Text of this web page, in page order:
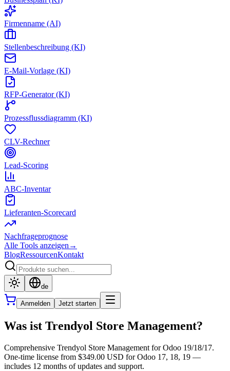
Firmenname (AI)
Stellenbeschreibung (KI)
E-Mail-Vorlage (KI)
RFP-Generator (KI)
Prozessflussdiagramm (KI)
CLV-Rechner
Lead-Scoring
ABC-Inventar
Lieferanten-Scorecard
Nachfrageprognose
Alle Tools anzeigen →
BlogRessourcenKontakt
de
Anmelden Jetzt starten
Was ist Trendyol Store Management?
Comprehensive Trendyol Store Management for Odoo 19/18/17.
One-time license from $349.00 USD for Odoo 17, 18, 19 —
includes 12 months of updates and support.